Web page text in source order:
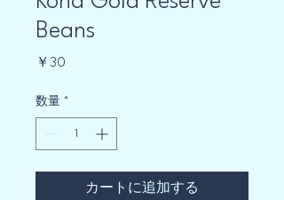
Beans
￥30
数量 *
カートに追加する